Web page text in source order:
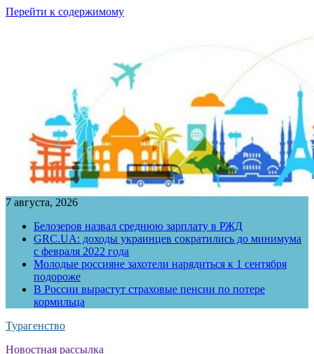
Перейти к содержимому
7 августа, 2026
Белозеров назвал среднюю зарплату в РЖД
GRC.UA: доходы украинцев сократились до минимума
с февраля 2022 года
Молодые россияне захотели нарядиться к 1 сентября
подороже
В России вырастут страховые пенсии по потере
кормильца
Турагенство
Новостная рассылка